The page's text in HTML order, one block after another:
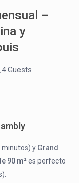
–
y
4 Guests
minutos) y Grand
90 m²es perfecto